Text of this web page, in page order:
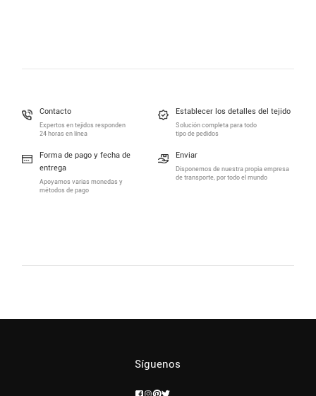
Contacto
Expertos en tejidos responden
24 horas en línea
Establecer los detalles del tejido
Solución completa para todo
tipo de pedidos
Forma de pago y fecha de
entrega
Apoyamos varias monedas y
métodos de pago
Enviar
Disponemos de nuestra propia empresa
de transporte, por todo el mundo
Síguenos